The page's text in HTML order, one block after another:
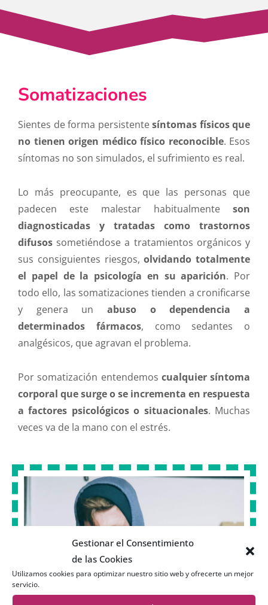
Gestionar el Consentimiento
de las Cookies
Utilizamos cookies para optimizar nuestro sitio web y ofrecerte un mejor
servicio.
Somatizaciones
Sientes de forma persistentesíntomas físicos que
no tienen origen médico físico reconocible. Esos
síntomas no son simulados, el sufrimiento es real.
Lo más preocupante, es que las personas que
padecen este malestar habitualmente son
diagnosticadas y tratadas como trastornos
difusos sometiéndose a tratamientos orgánicos y
sus consiguientes riesgos,olvidando totalmente
el papel de la psicología en su aparición. Por
todo ello, las somatizaciones tienden a cronificarse
y genera un abuso o dependencia a
determinados fármacos, como sedantes o
analgésicos, que agravan el problema.
Por somatización entendemos cualquier síntoma
corporal que surge o se incrementa en respuesta
a factores psicológicos o situacionales. Muchas
veces va de la mano con el estrés.